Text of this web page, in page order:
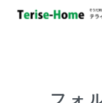
定休日：毎週水曜日
フォ